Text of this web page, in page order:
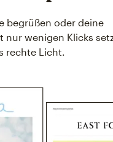
begrüßen oder deine
nur wenigen Klicks
rechte Licht.